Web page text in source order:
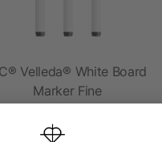
Velleda® White Board
Marker Fine
från 3,05 kr